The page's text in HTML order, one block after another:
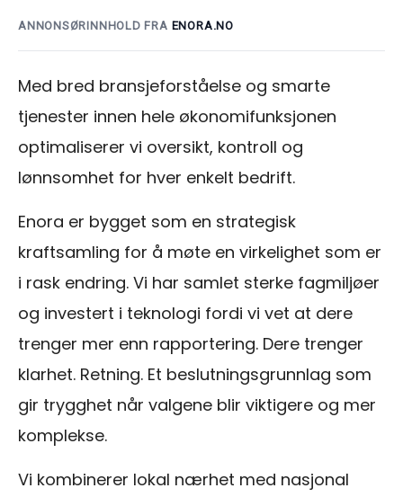
ANNONSØRINNHOLD FRA ENORA.NO
Med bred bransjeforståelse og smarte
tjenester innen hele økonomifunksjonen
optimaliserer vi oversikt, kontroll og
lønnsomhet for hver enkelt bedrift.
Enora er bygget som en strategisk
kraftsamling for å møte en virkelighet som er
i rask endring. Vi har samlet sterke fagmiljøer
og investert i teknologi fordi vi vet at dere
trenger mer enn rapportering. Dere trenger
klarhet. Retning. Et beslutningsgrunnlag som
gir trygghet når valgene blir viktigere og mer
komplekse.
Vi kombinerer lokal nærhet med nasjonal